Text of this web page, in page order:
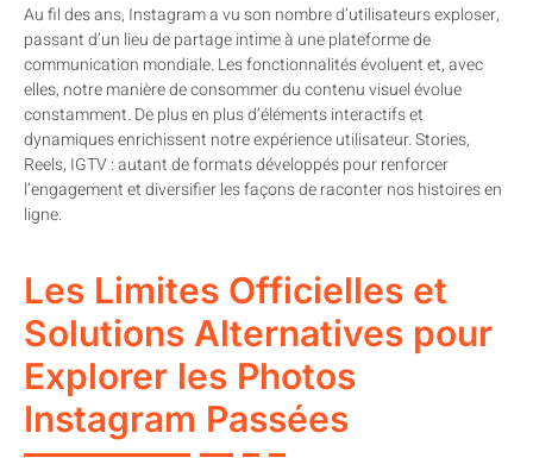
Au fil des ans, Instagram a vu son nombre d’utilisateurs exploser,
passant d’un lieu de partage intime à une plateforme de
communication mondiale. Les fonctionnalités évoluent et, avec
elles, notre manière de consommer du contenu visuel évolue
constamment. De plus en plus d’éléments interactifs et
dynamiques enrichissent notre expérience utilisateur. Stories,
Reels, IGTV : autant de formats développés pour renforcer
l’engagement et diversifier les façons de raconter nos histoires en
ligne.
Les Limites Officielles et
Solutions Alternatives pour
Explorer les Photos
Instagram Passées